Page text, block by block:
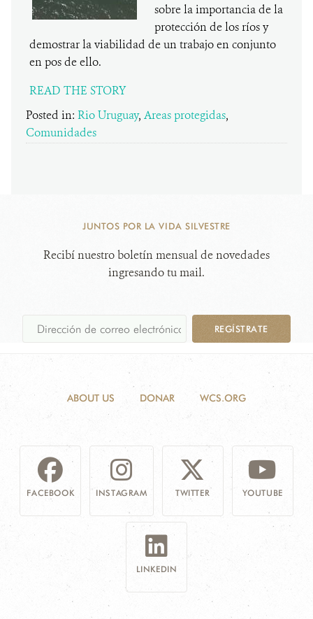
sobre la importancia de la
protección de los ríos y
demostrar la viabilidad de un trabajo en conjunto
en pos de ello.
READ THE STORY
Posted in: Rio Uruguay, Areas protegidas,
Comunidades
JUNTOS POR LA VIDA SILVESTRE
Recibí nuestro boletín mensual de novedades
ingresando tu mail.
REGÍSTRATE
ABOUT US DONAR WCS.ORG
FACEBOOK INSTAGRAM TWITTER YOUTUBE
LINKEDIN